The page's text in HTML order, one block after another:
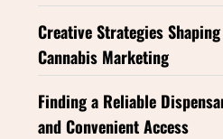
Creative Strategies
Cannabis Marketing
Finding a Reliable
and Convenient Access